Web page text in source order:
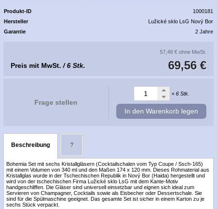
Produkt-ID
1000181
Hersteller
Lužické sklo LsG Nový Bor
Garantie
2 Jahre
57,48 € ohne MwSt.
69,56 €
Preis mit MwSt. / 6 Stk.
Frage stellen
× 6 Stk.
In den Warenkorb legen
Beschreibung ?
Bohemia Set mit sechs Kristallgläsern (Cocktailschalen vom Typ Coupe / Ssch-165)
mit einem Volumen von 340 ml und den Maßen 174 x 120 mm. Dieses Rohmaterial aus
Kristallglas wurde in der Tschechischen Republik in Nový Bor (Haida) hergestellt und
wird von der tschechischen Firma Lužické sklo LsG mit dem Kante-Motiv
handgeschliffen. Die Gläser sind universell einsetzbar und eignen sich ideal zum
Servieren von Champagner, Cocktails sowie als Eisbecher oder Dessertschale. Sie
sind für die Spülmaschine geeignet. Das gesamte Set ist sicher in einem Karton zu je
sechs Stück verpackt.